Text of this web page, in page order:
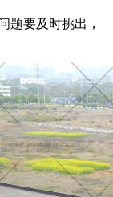
题要及时挑出，